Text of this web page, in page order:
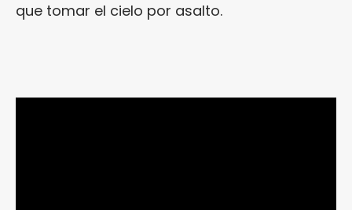
que tomar el cielo por asalto.